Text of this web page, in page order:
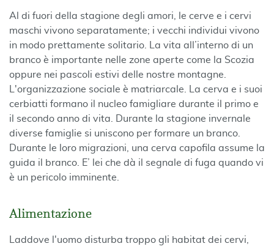
Al di fuori della stagione degli amori, le cerve e i cervi
maschi vivono separatamente; i vecchi individui vivono
in modo prettamente solitario. La vita all’interno di un
branco è importante nelle zone aperte come la Scozia
oppure nei pascoli estivi delle nostre montagne.
L'organizzazione sociale è matriarcale. La cerva e i suoi
cerbiatti formano il nucleo famigliare durante il primo e
il secondo anno di vita. Durante la stagione invernale
diverse famiglie si uniscono per formare un branco.
Durante le loro migrazioni, una cerva capofila assume la
guida il branco. E’ lei che dà il segnale di fuga quando vi
è un pericolo imminente.
Alimentazione
Laddove l'uomo disturba troppo gli habitat dei cervi,